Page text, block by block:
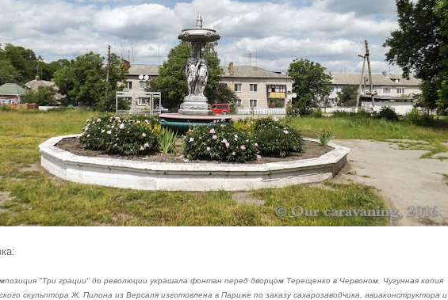
"Три грации" до революции украшала фонтан перед дворцом Терещенко в Червоном. Чугунная копия
скульптора Ж. Пилона из Версаля изготовлена в Париже по заказу сахарозаводчика, авиаконструктора и